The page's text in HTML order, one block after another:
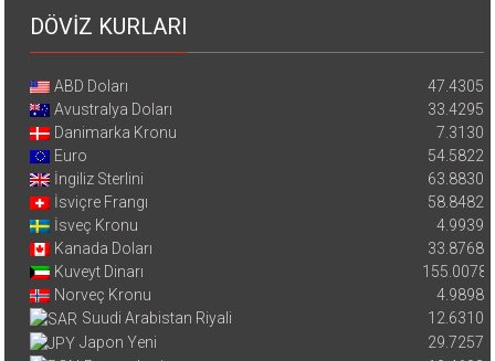
DÖVİZ KURLARI
ABD Doları
47.4305
Avustralya Doları
33.4295
Danimarka Kronu
7.3130
Euro
54.5822
İngiliz Sterlini
63.8830
İsviçre Frangı
58.8482
İsveç Kronu
4.9939
Kanada Doları
33.8768
Kuveyt Dinarı
155.0078
Norveç Kronu
4.9898
Suudi Arabistan Riyali
12.6310
Japon Yeni
29.7257